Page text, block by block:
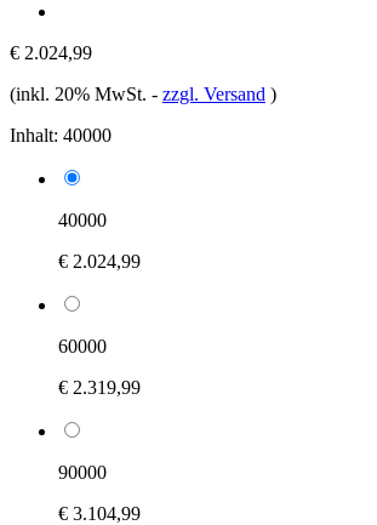
€ 2.024,99
(inkl. 20% MwSt. - zzgl. Versand )
Inhalt: 40000
40000
€ 2.024,99
60000
€ 2.319,99
90000
€ 3.104,99